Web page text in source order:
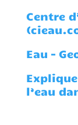
Centre
Eau –
l’eau